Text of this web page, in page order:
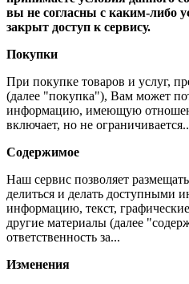
вы не согласны с каким-либо
закрыт доступ к сервису.
Покупки
При покупке товаров и услуг,
(далее "покупка"), Вам может
информацию, имеющую
включает, но не
Содержимое
Наш сервис позволяет
делиться и делать доступными
информацию, текст,
другие материалы (далее
ответственность за...
Изменения